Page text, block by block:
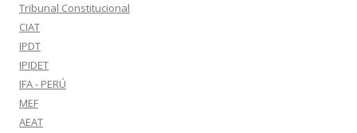
Tribunal Constitucional
CIAT
IPDT
IPIDET
IFA - PERÚ
MEF
AEAT